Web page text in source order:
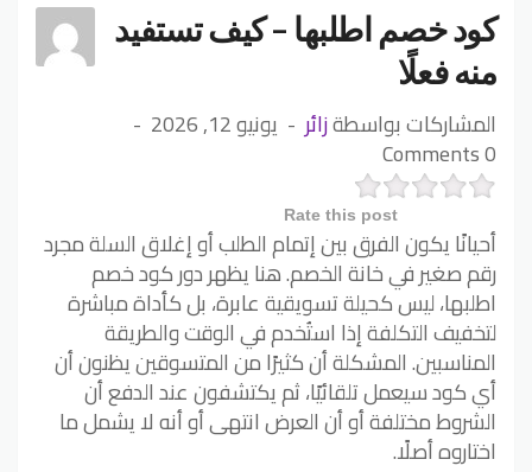
كود خصم اطلبها – كيف تستفيد
منه فعلًا
المشاركات بواسطةزائر يونيو 12, 2026
0 Comments
Rate this post
أحيانًا يكون الفرق بين إتمام الطلب أو إغلاق السلة مجرد
رقم صغير في خانة الخصم. هنا يظهر دور كود خصم
اطلبها، ليس كحيلة تسويقية عابرة، بل كأداة مباشرة
لتخفيف التكلفة إذا استُخدم في الوقت والطريقة
المناسبين. المشكلة أن كثيرًا من المتسوقين يظنون أن
أي كود سيعمل تلقائيًا، ثم يكتشفون عند الدفع أن
الشروط مختلفة أو أن العرض انتهى أو أنه لا يشمل ما
اختاروه أصلًا.